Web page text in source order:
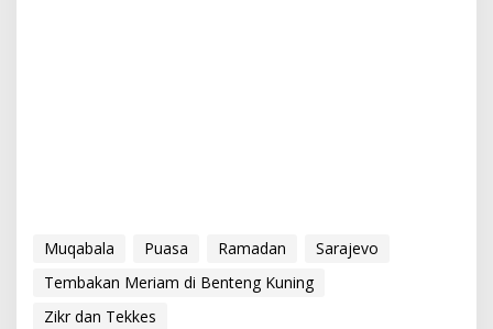
Muqabala Puasa Ramadan
Sarajevo
Tembakan Meriam di Benteng Kuning
Zikr dan Tekkes